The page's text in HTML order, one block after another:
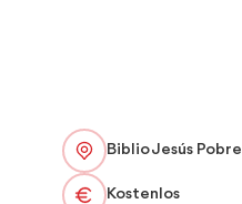
Biblio Jesús Pobre
Kostenlos